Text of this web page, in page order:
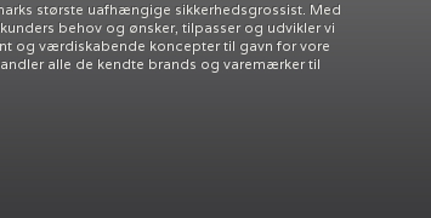
største uafhængige sikkerhedsgrossist. Med
behov og ønsker, tilpasser og udvikler vi
og værdiskabende koncepter til gavn for vore
alle de kendte brands og varemærker til